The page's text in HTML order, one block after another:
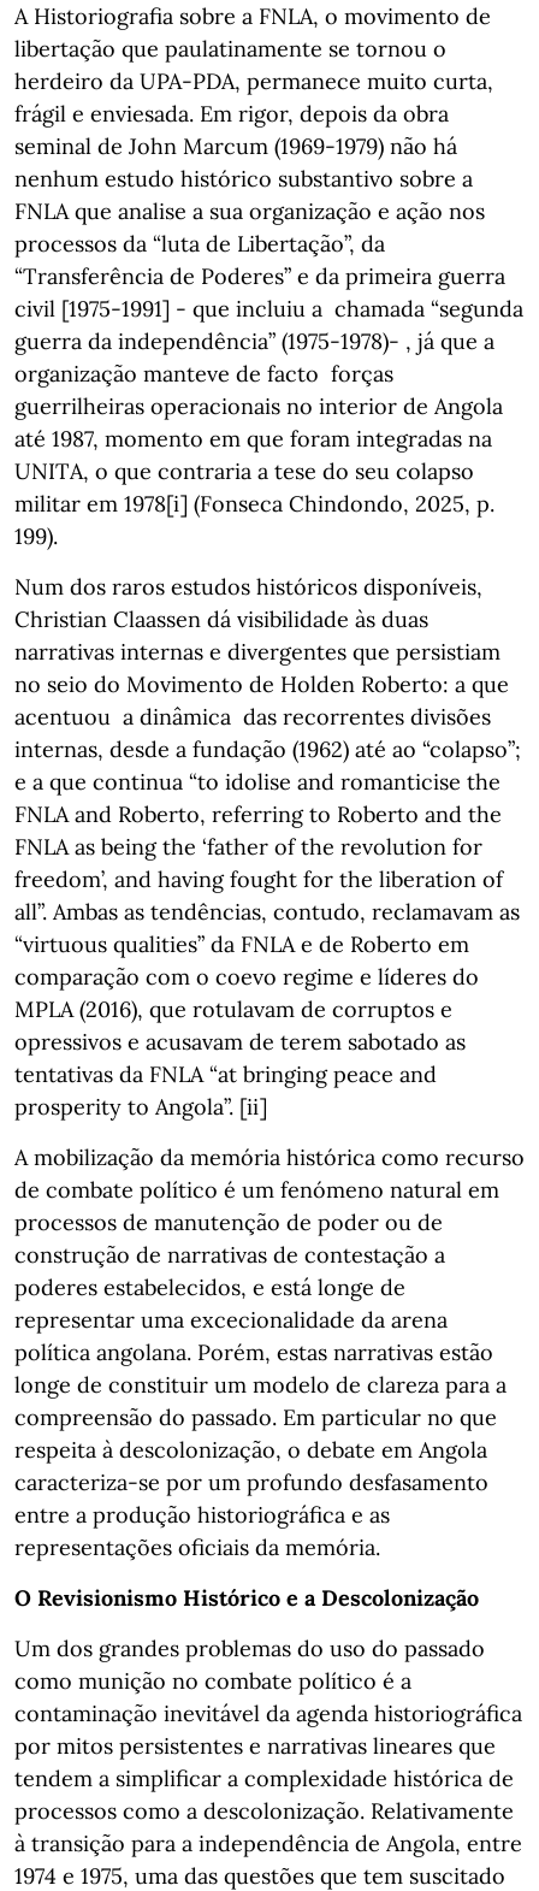
A Historiografia sobre a FNLA, o movimento de
libertação que paulatinamente se tornou o
herdeiro da UPA-PDA, permanece muito curta,
frágil e enviesada. Em rigor, depois da obra
seminal de John Marcum (1969-1979) não há
nenhum estudo histórico substantivo sobre a
FNLA que analise a sua organização e ação nos
processos da “luta de Libertação”, da
“Transferência de Poderes” e da primeira guerra
civil [1975-1991] - que incluiu a chamada “segunda
guerra da independência” (1975-1978)- , já que a
organização manteve de facto forças
guerrilheiras operacionais no interior de Angola
até 1987, momento em que foram integradas na
UNITA, o que contraria a tese do seu colapso
militar em 1978[i] (Fonseca Chindondo, 2025, p.
199).
Num dos raros estudos históricos disponíveis,
Christian Claassen dá visibilidade às duas
narrativas internas e divergentes que persistiam
no seio do Movimento de Holden Roberto: a que
acentuou a dinâmica das recorrentes divisões
internas, desde a fundação (1962) até ao “colapso”;
e a que continua “to idolise and romanticise the
FNLA and Roberto, referring to Roberto and the
FNLA as being the ‘father of the revolution for
freedom’, and having fought for the liberation of
all”. Ambas as tendências, contudo, reclamavam as
“virtuous qualities” da FNLA e de Roberto em
comparação com o coevo regime e líderes do
MPLA (2016), que rotulavam de corruptos e
opressivos e acusavam de terem sabotado as
tentativas da FNLA “at bringing peace and
prosperity to Angola”. [ii]
A mobilização da memória histórica como recurso
de combate político é um fenómeno natural em
processos de manutenção de poder ou de
construção de narrativas de contestação a
poderes estabelecidos, e está longe de
representar uma excecionalidade da arena
política angolana. Porém, estas narrativas estão
longe de constituir um modelo de clareza para a
compreensão do passado. Em particular no que
respeita à descolonização, o debate em Angola
caracteriza-se por um profundo desfasamento
entre a produção historiográfica e as
representações oficiais da memória.
O Revisionismo Histórico e a Descolonização
Um dos grandes problemas do uso do passado
como munição no combate político é a
contaminação inevitável da agenda historiográfica
por mitos persistentes e narrativas lineares que
tendem a simplificar a complexidade histórica de
processos como a descolonização. Relativamente
à transição para a independência de Angola, entre
1974 e 1975, uma das questões que tem suscitado